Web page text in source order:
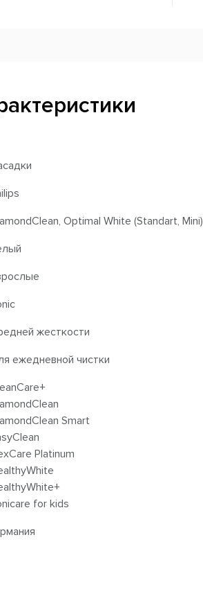
Optimal White (Standart, Mini)
жесткости
ежедневной чистки
Smart
Platinum
for kids